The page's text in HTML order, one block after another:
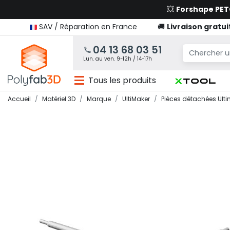
💥 Forshape
SAV / Réparation en France
🚚 Livraison
04 13 68 03 51
Lun. au ven. 9-12h / 14-17h
Tous les produits
Accueil Matériel 3D Marque UltiMaker Pièces détachées